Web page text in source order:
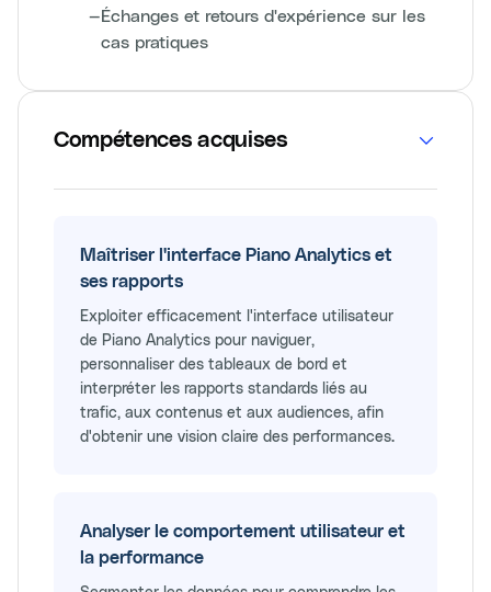
—Échanges et retours d'expérience sur les
cas pratiques
Compétences acquises
Maîtriser l'interface Piano Analytics et
ses rapports
Exploiter efficacement l'interface utilisateur
de Piano Analytics pour naviguer,
personnaliser des tableaux de bord et
interpréter les rapports standards liés au
trafic, aux contenus et aux audiences, afin
d'obtenir une vision claire des performances.
Analyser le comportement utilisateur et
la performance